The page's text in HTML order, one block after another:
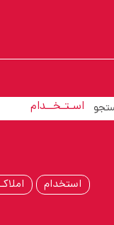
اسـتـخــدام
استخدام